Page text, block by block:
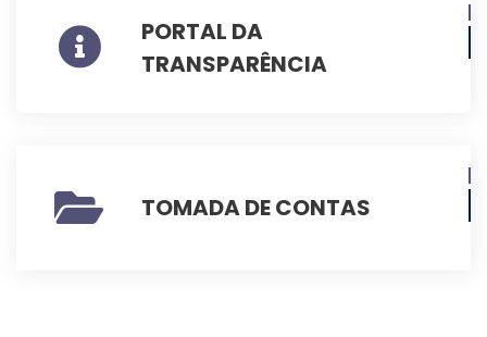
PORTAL DA
TRANSPARÊNCIA
TOMADA DE CONTAS